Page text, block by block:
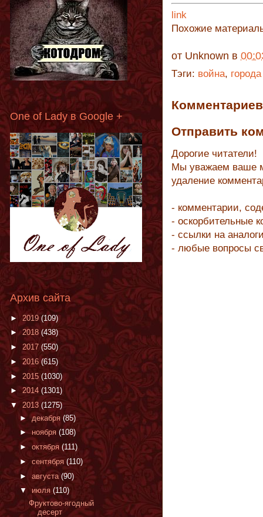
link
Похожие
от Unknown в
Тэги: война,
Отправить
Дорогие читатели!
Мы уважаем ваше
удаление
- комментарии,
- оскорбительные
- ссылки на
- любые вопросы
One of Lady в Google +
Архив сайта
► 2019 (109)
►2018 (438)
► 2017 (550)
► 2016(615)
► 2015 (1030)
►2014 (1301)
▼ 2013 (1275)
►декабря (85)
► ноября (108)
► октября(111)
► сентября (110)
► августа(90)
▼ июля (110)
Фруктово-ягодный
десерт